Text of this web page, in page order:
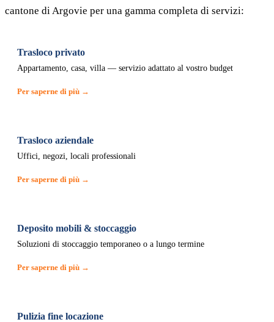
cantone di Argovie per una gamma completa di servizi:
Trasloco privato
Appartamento, casa, villa — servizio adattato al vostro budget
Per saperne di più →
Trasloco aziendale
Uffici, negozi, locali professionali
Per saperne di più →
Deposito mobili & stoccaggio
Soluzioni di stoccaggio temporaneo o a lungo termine
Per saperne di più →
Pulizia fine locazione